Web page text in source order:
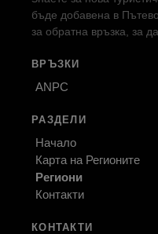
бъде добавена в
за обратна връзка, за
ВРЪЗКИ
ANPC
РАЗДЕЛИ
Начало
Карта на Регионите
Региони
Контакти
КОНТАКТИ